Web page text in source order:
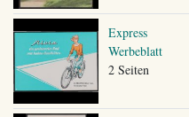
Express
Werbeblatt
2 Seiten